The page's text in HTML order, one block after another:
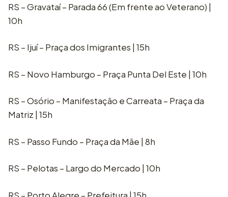
RS – Gravataí – Parada 66 (Em frente ao Veterano) |
10h
RS – Ijuí – Praça dos Imigrantes | 15h
RS – Novo Hamburgo – Praça Punta Del Este | 10h
RS – Osório – Manifestação e Carreata – Praça da
Matriz | 15h
RS – Passo Fundo – Praça da Mãe | 8h
RS – Pelotas – Largo do Mercado | 10h